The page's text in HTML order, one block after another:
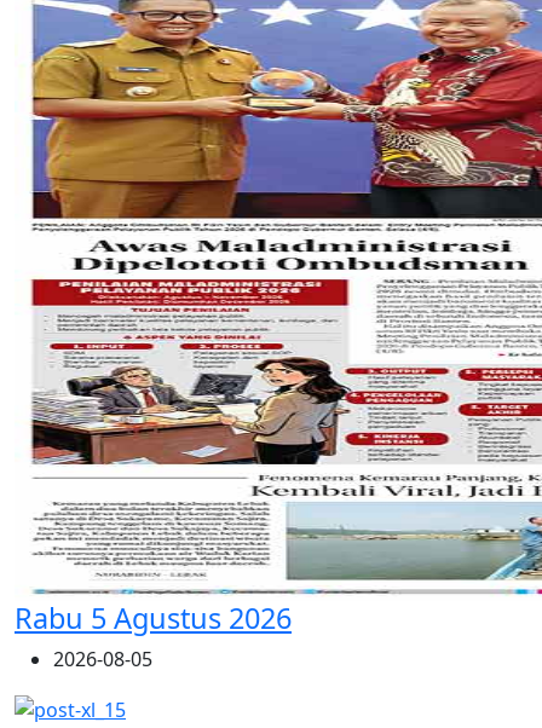
Rabu 5 Agustus 2026
2026-08-05